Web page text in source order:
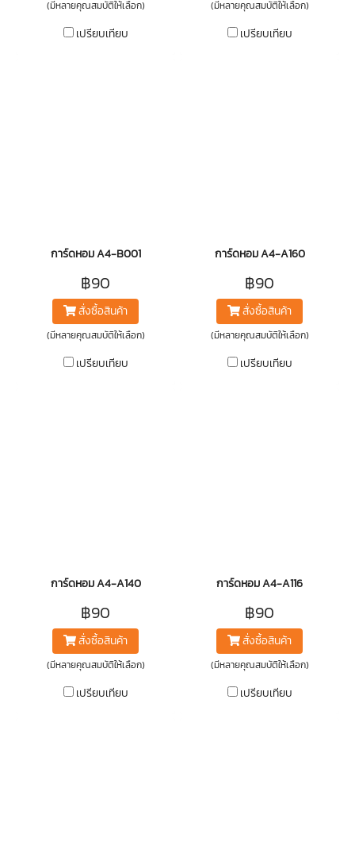
(มีหลายคุณสมบัติให้เลือก)
เปรียบเทียบ
(มีหลายคุณสมบัติให้เลือก)
เปรียบเทียบ
การ์ดหอม A4-B001
฿90
สั่งซื้อสินค้า
(มีหลายคุณสมบัติให้เลือก)
เปรียบเทียบ
การ์ดหอม A4-A160
฿90
สั่งซื้อสินค้า
(มีหลายคุณสมบัติให้เลือก)
เปรียบเทียบ
การ์ดหอม A4-A140
฿90
สั่งซื้อสินค้า
(มีหลายคุณสมบัติให้เลือก)
เปรียบเทียบ
การ์ดหอม A4-A116
฿90
สั่งซื้อสินค้า
(มีหลายคุณสมบัติให้เลือก)
เปรียบเทียบ